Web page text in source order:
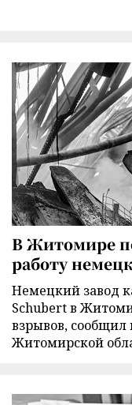
В Житомире
работу
Немецкий завод
Schubert в
взрывов,
Житомирской